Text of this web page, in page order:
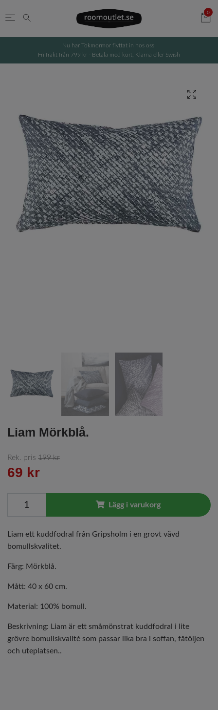
0
Nu har Tokmormor flyttat in hos oss!
Fri frakt från 799 kr - Betala med kort, Klarna eller Swish
Liam Mörkblå.
Rek. pris 199 kr
69 kr
Lägg i varukorg
Liam ett kuddfodral från Gripsholm i en grovt vävd
bomullskvalitet.
Färg: Mörkblå.
Mått: 40 x 60 cm.
Material: 100% bomull.
Beskrivning: Liam är ett småmönstrat kuddfodral i lite
grövre bomullskvalité som passar lika bra i soffan, fåtöljen
och uteplatsen..